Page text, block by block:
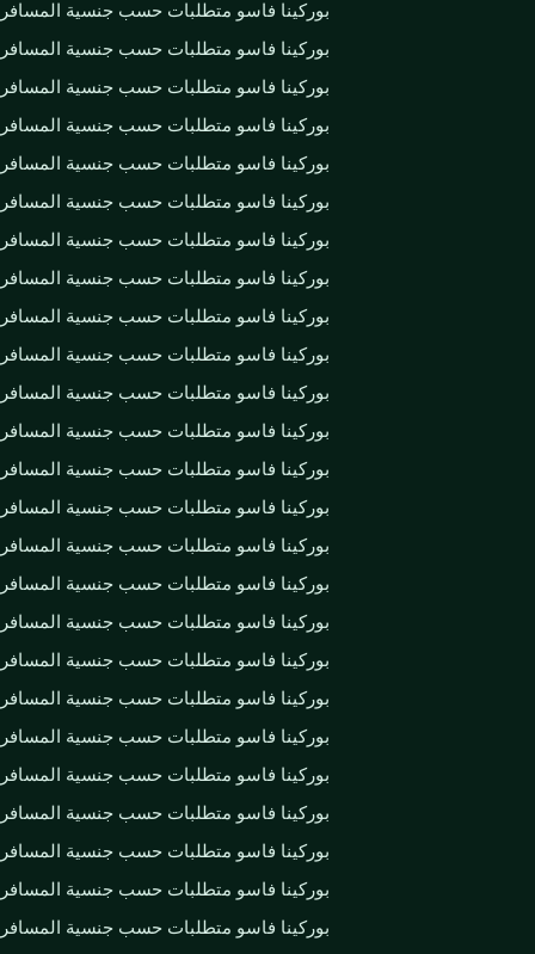
بوركينا فاسو متطلبات حسب جنسية المسافر
بوركينا فاسو متطلبات حسب جنسية المسافر
بوركينا فاسو متطلبات حسب جنسية المسافر
بوركينا فاسو متطلبات حسب جنسية المسافر
بوركينا فاسو متطلبات حسب جنسية المسافر
بوركينا فاسو متطلبات حسب جنسية المسافر
بوركينا فاسو متطلبات حسب جنسية المسافر
بوركينا فاسو متطلبات حسب جنسية المسافر
بوركينا فاسو متطلبات حسب جنسية المسافر
بوركينا فاسو متطلبات حسب جنسية المسافر
بوركينا فاسو متطلبات حسب جنسية المسافر
بوركينا فاسو متطلبات حسب جنسية المسافر
بوركينا فاسو متطلبات حسب جنسية المسافر
بوركينا فاسو متطلبات حسب جنسية المسافر
بوركينا فاسو متطلبات حسب جنسية المسافر
بوركينا فاسو متطلبات حسب جنسية المسافر
بوركينا فاسو متطلبات حسب جنسية المسافر
بوركينا فاسو متطلبات حسب جنسية المسافر
بوركينا فاسو متطلبات حسب جنسية المسافر
بوركينا فاسو متطلبات حسب جنسية المسافر
بوركينا فاسو متطلبات حسب جنسية المسافر
بوركينا فاسو متطلبات حسب جنسية المسافر
بوركينا فاسو متطلبات حسب جنسية المسافر
بوركينا فاسو متطلبات حسب جنسية المسافر
بوركينا فاسو متطلبات حسب جنسية المسافر